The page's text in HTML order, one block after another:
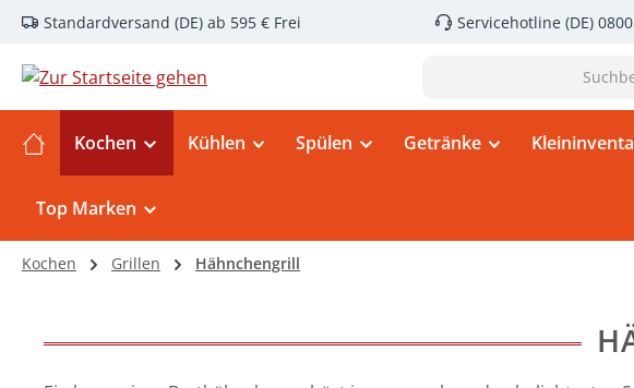
Hauptinhalt springen
Zur Suche springen
Zur Hauptnavigation springen
Standardversand (DE) ab 595 € Frei Servicehotline (DE)
Kochen Kühlen Spülen Getränke
Top Marken
Kochen Grillen Hähnchengrill